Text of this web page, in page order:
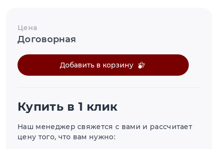
Цена
Договорная
Добавить в корзину
Купить в 1 клик
Наш менеджер свяжется с вами и рассчитает
цену того, что вам нужно: